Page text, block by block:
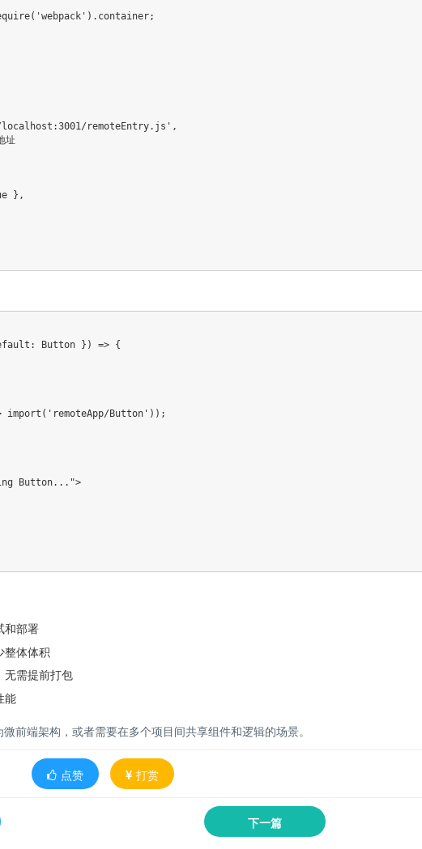
( 'webpack' ) . container;
localhost:3001/remoteEntry.js' ,
址
} ,
: Button } ) => {
import ( 'remoteApp/Button' ) ) ;
Button...">
和部署
整体体积
无需提前打包
能
前端架构，或者需要在多个项目间共享组件和逻辑的场景。
点赞 打赏
下一篇